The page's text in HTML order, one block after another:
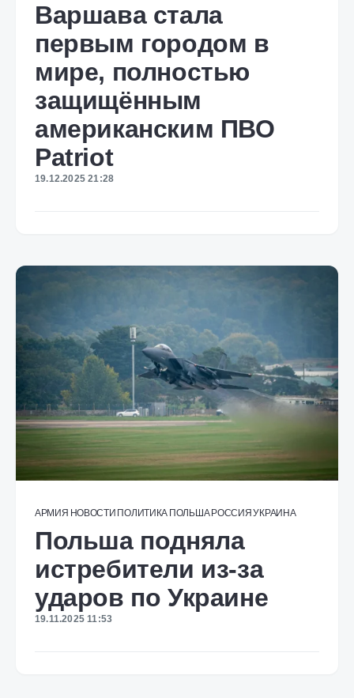
Варшава стала
первым городом в
мире, полностью
защищённым
американским ПВО
Patriot
19.12.2025 21:28
АРМИЯ НОВОСТИ ПОЛИТИКА ПОЛЬША РОССИЯ УКРАИНА
Польша подняла
истребители из-за
ударов по Украине
19.11.2025 11:53